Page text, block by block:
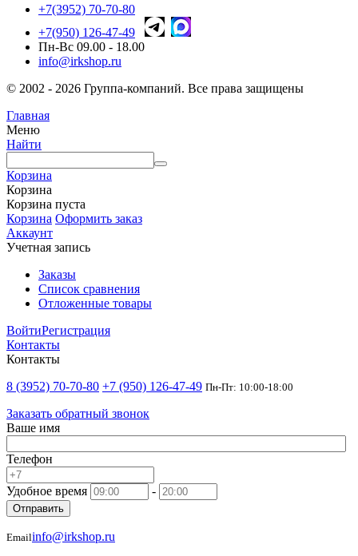
+7(3952) 70-70-80
+7(950) 126-47-49
Пн-Вс 09.00 - 18.00
info@irkshop.ru
© 2002 - 2026 Группа-компаний. Все права защищены
Главная
Меню
Найти
Корзина
Корзина
Корзина пуста
Корзина Оформить заказ
Аккаунт
Учетная запись
Заказы
Список сравнения
Отложенные товары
ВойтиРегистрация
Контакты
Контакты
8 (3952) 70-70-80 +7 (950) 126-47-49 Пн-Пт: 10:00-18:00
Заказать обратный звонок
Ваше имя
Телефон
Удобное время -
Отправить
Emailinfo@irkshop.ru